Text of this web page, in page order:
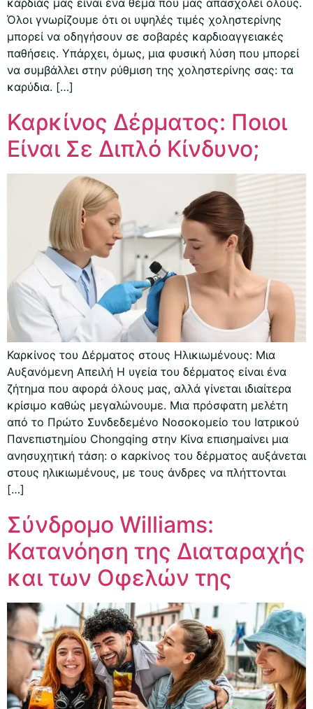
καρδιάς μας είναι ένα θέμα που μας απασχολεί όλους.
Όλοι γνωρίζουμε ότι οι υψηλές τιμές χοληστερίνης
μπορεί να οδηγήσουν σε σοβαρές καρδιοαγγειακές
παθήσεις. Υπάρχει, όμως, μια φυσική λύση που μπορεί
να συμβάλλει στην ρύθμιση της χοληστερίνης σας: τα
καρύδια. […]
Καρκίνος Δέρματος: Ποιοι
Είναι Σε Διπλό Κίνδυνο;
Καρκίνος του Δέρματος στους Ηλικιωμένους: Μια
Αυξανόμενη Απειλή Η υγεία του δέρματος είναι ένα
ζήτημα που αφορά όλους μας, αλλά γίνεται ιδιαίτερα
κρίσιμο καθώς μεγαλώνουμε. Μια πρόσφατη μελέτη
από το Πρώτο Συνδεδεμένο Νοσοκομείο του Ιατρικού
Πανεπιστημίου Chongqing στην Κίνα επισημαίνει μια
ανησυχητική τάση: ο καρκίνος του δέρματος αυξάνεται
στους ηλικιωμένους, με τους άνδρες να πλήττονται
[…]
Σύνδρομο Williams:
Κατανόηση της Διαταραχής
και των Οφελών της